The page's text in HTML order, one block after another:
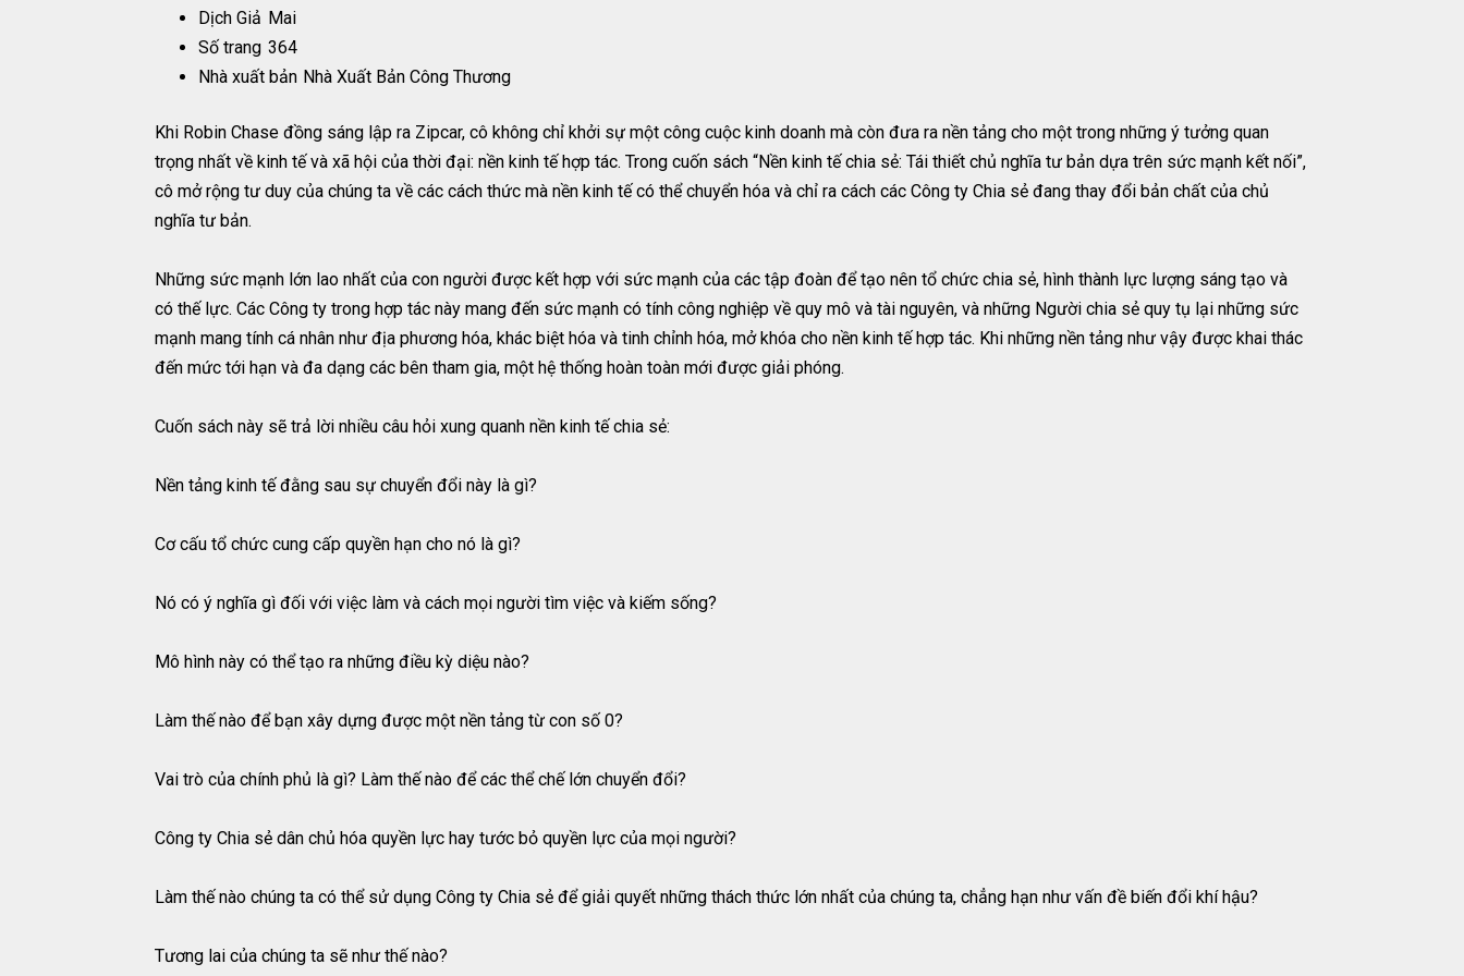
Dịch Giả Mai
Số trang 364
Nhà xuất bản Nhà Xuất Bản Công Thương
Khi Robin Chase đồng sáng lập ra Zipcar, cô không chỉ khởi sự một công cuộc kinh doanh mà còn đưa ra nền tảng cho một trong những ý tưởng quan
trọng nhất về kinh tế và xã hội của thời đại: nền kinh tế hợp tác. Trong cuốn sách “Nền kinh tế chia sẻ: Tái thiết chủ nghĩa tư bản dựa trên sức mạnh kết nối”,
cô mở rộng tư duy của chúng ta về các cách thức mà nền kinh tế có thể chuyển hóa và chỉ ra cách các Công ty Chia sẻ đang thay đổi bản chất của chủ
nghĩa tư bản.
Những sức mạnh lớn lao nhất của con người được kết hợp với sức mạnh của các tập đoàn để tạo nên tổ chức chia sẻ, hình thành lực lượng sáng tạo và
có thế lực. Các Công ty trong hợp tác này mang đến sức mạnh có tính công nghiệp về quy mô và tài nguyên, và những Người chia sẻ quy tụ lại những sức
mạnh mang tính cá nhân như địa phương hóa, khác biệt hóa và tinh chỉnh hóa, mở khóa cho nền kinh tế hợp tác. Khi những nền tảng như vậy được khai thác
đến mức tới hạn và đa dạng các bên tham gia, một hệ thống hoàn toàn mới được giải phóng.
Cuốn sách này sẽ trả lời nhiều câu hỏi xung quanh nền kinh tế chia sẻ:
Nền tảng kinh tế đằng sau sự chuyển đổi này là gì?
Cơ cấu tổ chức cung cấp quyền hạn cho nó là gì?
Nó có ý nghĩa gì đối với việc làm và cách mọi người tìm việc và kiếm sống?
Mô hình này có thể tạo ra những điều kỳ diệu nào?
Làm thế nào để bạn xây dựng được một nền tảng từ con số 0?
Vai trò của chính phủ là gì? Làm thế nào để các thể chế lớn chuyển đổi?
Công ty Chia sẻ dân chủ hóa quyền lực hay tước bỏ quyền lực của mọi người?
Làm thế nào chúng ta có thể sử dụng Công ty Chia sẻ để giải quyết những thách thức lớn nhất của chúng ta, chẳng hạn như vấn đề biến đổi khí hậu?
Tương lai của chúng ta sẽ như thế nào?